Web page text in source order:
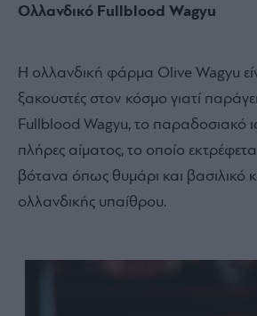
Ολλανδικό Fullblood Wagyu
Η ολλανδική φάρμα Olive Wagyu
ξακουστές στον κόσμο γιατί
Fullblood Wagyu, το παραδοσιακό
πλήρες αίματος, το οποίο
βότανα όπως θυμάρι και βασιλικό
ολλανδικής υπαίθρου.